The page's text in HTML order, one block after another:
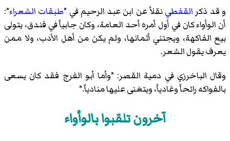
و قد ذكر القفطينقلاً عن ابن عبد الرحيم في "طبقات الشعراء":
أن الوأواء كان في أول أمره أحد العامة، وكان جابياً في فندق، يتولى
بيع الفاكهة، ويجتني أثمانها، ولم يكن من أهل الأدب، ولا ممن
يعرف يقول الشعر.
وقال الباخرزي في دمية القصر: "وأما أبو الفرج فقد كان يسعى
بالفواكه رائحاً وغادياً، ويتغنى عليها منادياً."
آخرون تلقبوا بالوأواء